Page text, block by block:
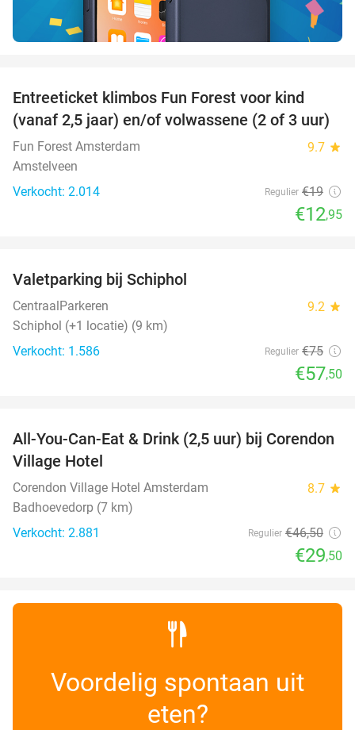
Entreeticket klimbos Fun Forest voor kind
(vanaf 2,5 jaar) en/of volwassene (2 of 3 uur)
Fun Forest Amsterdam 9.7 star
Amstelveen
Verkocht: 2.014
Regulier €19
€12,95
Valetparking bij Schiphol
CentraalParkeren 9.2 star
Schiphol (+1 locatie) (9 km)
Verkocht: 1.586
Regulier €75
€57,50
37%
All-You-Can-Eat & Drink (2,5 uur) bij Corendon
Village Hotel
Corendon Village Hotel Amsterdam 8.7 star
Badhoevedorp (7 km)
Verkocht: 2.881
Regulier €46,50
€29,50
Voordelig spontaan uit
eten?